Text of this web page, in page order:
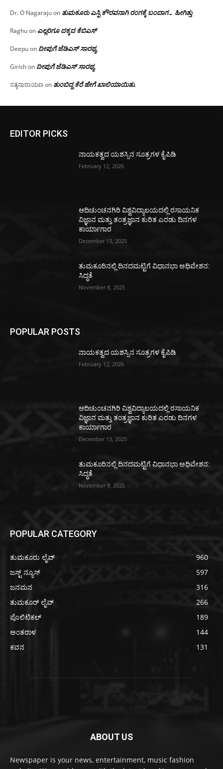
Dr. O Nagarajuon ತುಮಕೂರು ಎಸ್ಪಿ ಕೌರವನಾಗಿ ರಂಗಕ್ಕೆ ಬಂದಾಗ… ಹೀಗಿತ್ತು
Raghuon ಎಲ್ಲರಿಗೂ ದಕ್ಕದ ಕೆಬಿಎಸ್
Deepuon ದೀಪುಗೆ ಜೆಡಿಎಸ್ ಸಾರಥ್ಯ
Girishon ದೀಪುಗೆ ಜೆಡಿಎಸ್ ಸಾರಥ್ಯ
ಸತ್ಯನಾರಾಯಣon ತುಂಬಿದ್ದ ಕೆರೆ ಹೇಗೆ ಖಾಲಿಯಾಯಿತು.
EDITOR PICKS
ನಾಯಕತ್ವದ ಯಶಸ್ಸಿನ ಸೂತ್ರಗಳ ಕೈಪಿಡಿ
February 12, 2026
ಆದಿಚುಂಚನಗಿರಿ ವಿಶ್ವವಿದ್ಯಾಲಯದಲ್ಲಿ ರಸಾಯನಿಕ
ವಿಜ್ಞಾನ ಮತ್ತು ತಂತ್ರಜ್ಞಾನ ಕುರಿತ ಎರಡು ದಿನಗಳ
ಕಾರ್ಯಾಗಾರ
December 13, 2025
ತುಮಕೂರಿನಲ್ಲಿ ದಿನದಮಟ್ಟಿಗೆ ವಿಧಾನಭಾ ಅಧಿವೇಶನ:
ಸಿದ್ಧತೆ
November 8, 2025
POPULAR POSTS
ನಾಯಕತ್ವದ ಯಶಸ್ಸಿನ ಸೂತ್ರಗಳ ಕೈಪಿಡಿ
February 12, 2026
ಆದಿಚುಂಚನಗಿರಿ ವಿಶ್ವವಿದ್ಯಾಲಯದಲ್ಲಿ ರಸಾಯನಿಕ
ವಿಜ್ಞಾನ ಮತ್ತು ತಂತ್ರಜ್ಞಾನ ಕುರಿತ ಎರಡು ದಿನಗಳ
ಕಾರ್ಯಾಗಾರ
December 13, 2025
ತುಮಕೂರಿನಲ್ಲಿ ದಿನದಮಟ್ಟಿಗೆ ವಿಧಾನಭಾ ಅಧಿವೇಶನ:
ಸಿದ್ಧತೆ
November 8, 2025
POPULAR CATEGORY
ತುಮಕೂರು ಲೈವ್
960
ಜಸ್ಟ್ ನ್ಯೂಸ್
597
ಜನಮನ
316
ತುಮಕೂರ್ ಲೈವ್
266
ಪೊಲಿಟಿಕಲ್
189
ಅಂತರಾಳ
144
ಕವನ
131
ABOUT US
Newspaper is your news, entertainment, music fashion